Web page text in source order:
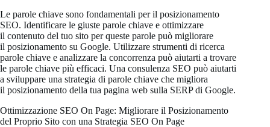
Le parole chiave sono fondamentali per il posizionamento
SEO. Identificare le giuste parole chiave e ottimizzare
il contenuto del tuo sito per queste parole può migliorare
il posizionamento su Google. Utilizzare strumenti di ricerca
parole chiave e analizzare la concorrenza può aiutarti a trovare
le parole chiave più efficaci. Una consulenza SEO può aiutarti
a sviluppare una strategia di parole chiave che migliora
il posizionamento della tua pagina web sulla SERP di Google.
Ottimizzazione SEO On Page: Migliorare il Posizionamento
del Proprio Sito con una Strategia SEO On Page